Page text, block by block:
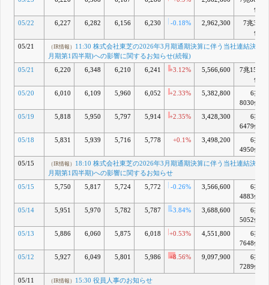
億
05/22 6,227 6,282 6,156 6,230 -0.18% 2,962,300
7兆31
億
05/21
（IR情報） 11:30 株式会社東芝の2026年3月期通期決算に伴う当社連結決算
月期第1四半期)への影響に関するお知らせ(続報)
05/21
6,220 6,348 6,210 6,241 +3.12% 5,566,600
7兆155
億
05/20 6,010 6,109 5,960 6,052 +2.33% 5,382,800
6兆
8030億
05/19 5,818 5,950 5,797 5,914 +2.35% 3,428,300
6兆
6479億
05/18 5,831 5,939 5,716 5,778 +0.1% 3,498,200
6兆
4950億
05/15 （IR情報） 18:10 株式会社東芝の2026年3月期通期決算に伴う当社連結決算
月期第1四半期)への影響に関するお知らせ
05/15
5,750 5,817 5,724 5,772 -0.26% 3,566,600
6兆
4883億
05/14 5,951 5,970 5,782 5,787 -3.84% 3,688,600
6兆
5052億
05/13 5,886 6,060 5,875 6,018 +0.53% 4,551,800
6兆
7648億
05/12 5,927 6,049 5,801 5,986 +8.56% 9,097,900
6兆
7289億
05/11
（IR情報） 15:30 役員人事のお知らせ